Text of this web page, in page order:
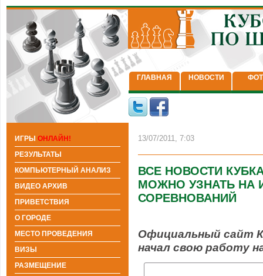
ГЛАВНАЯ НОВОСТИ
13/07/2011, 7:03
ВСЕ НОВОСТИ
МОЖНО УЗНАТЬ НА
СОРЕВНОВАНИЙ
Официальный сайт
начал свою работу
ИГРЫ ОНЛАЙН!
РЕЗУЛЬТАТЫ
КОМПЬЮТЕРНЫЙ АНАЛИЗ
ВИДЕО АРХИВ
ПРИВЕТСТВИЯ
О ГОРОДЕ
МЕСТО ПРОВЕДЕНИЯ
ВИЗЫ
РАЗМЕЩЕНИЕ